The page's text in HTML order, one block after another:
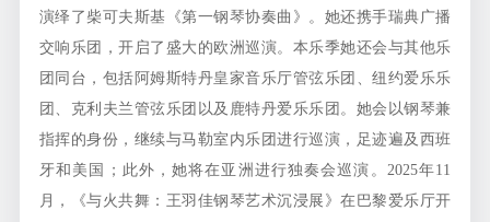
演绎了柴可夫斯基《第一钢琴协奏曲》。她还携手瑞典广播
交响乐团，开启了盛大的欧洲巡演。本乐季她还会与其他乐
团同台，包括阿姆斯特丹皇家音乐厅管弦乐团、纽约爱乐乐
团、克利夫兰管弦乐团以及鹿特丹爱乐乐团。她会以钢琴兼
指挥的身份，继续与马勒室内乐团进行巡演，足迹遍及西班
牙和美国；此外，她将在亚洲进行独奏会巡演。2025年11
月，《与火共舞：王羽佳钢琴艺术沉浸展》在巴黎爱乐厅开